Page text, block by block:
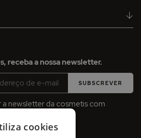
receba a nossa newsletter.
SUBSCREVER
newsletter da cosmetis com
cookies